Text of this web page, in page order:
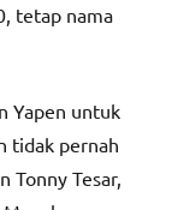
tetap nama
Yapen untuk
tidak pernah
Tonny Tesar,